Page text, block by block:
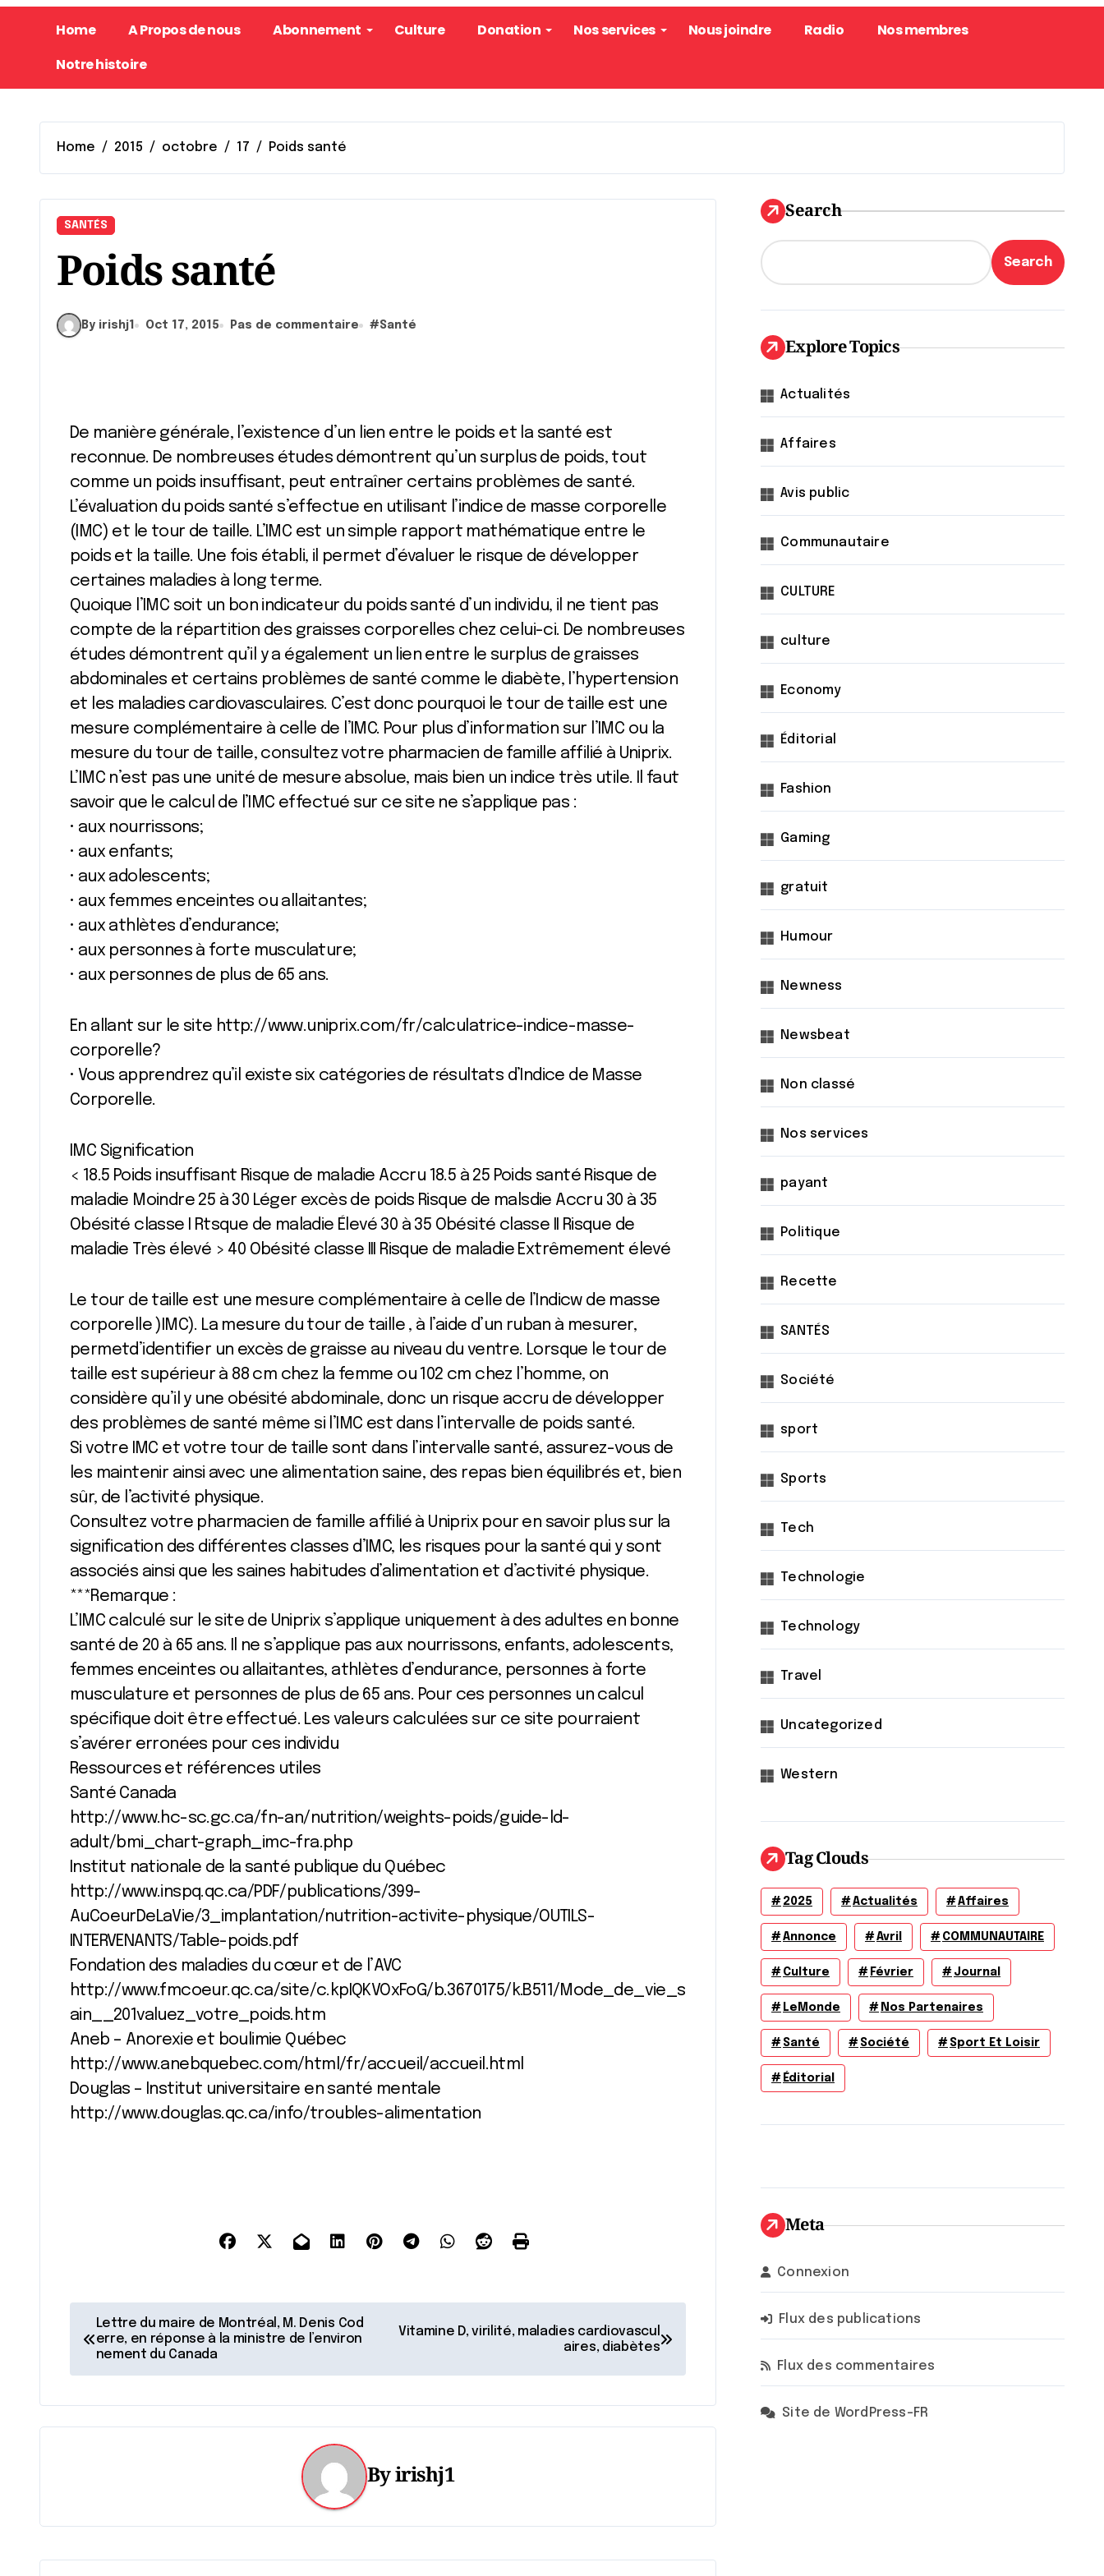
Home A Propos de nous Abonnement Culture Donation Nos services Nous joindre Radio
Nos membres
Notre histoire
Home 2015 octobre 17 Poids santé
SANTÉS
Poids santé
By irishj1 Oct 17, 2015 Pas de commentaire #Santé
De manière générale, l’existence d’un lien entre le poids et la santé est
reconnue. De nombreuses études démontrent qu’un surplus de poids, tout
comme un poids insuffisant, peut entraîner certains problèmes de santé.
L’évaluation du poids santé s’effectue en utilisant l’indice de masse corporelle
(IMC) et le tour de taille. L’IMC est un simple rapport mathématique entre le
poids et la taille. Une fois établi, il permet d’évaluer le risque de développer
certaines maladies à long terme.
Quoique l’IMC soit un bon indicateur du poids santé d’un individu, il ne tient pas
compte de la répartition des graisses corporelles chez celui-ci. De nombreuses
études démontrent qu’il y a également un lien entre le surplus de graisses
abdominales et certains problèmes de santé comme le diabète, l’hypertension
et les maladies cardiovasculaires. C’est donc pourquoi le tour de taille est une
mesure complémentaire à celle de l’IMC. Pour plus d’information sur l’IMC ou la
mesure du tour de taille, consultez votre pharmacien de famille affilié à Uniprix.
L’IMC n’est pas une unité de mesure absolue, mais bien un indice très utile. Il faut
savoir que le calcul de l’IMC effectué sur ce site ne s’applique pas :
• aux nourrissons;
• aux enfants;
• aux adolescents;
• aux femmes enceintes ou allaitantes;
• aux athlètes d’endurance;
• aux personnes à forte musculature;
• aux personnes de plus de 65 ans.
En allant sur le site http://www.uniprix.com/fr/calculatrice-indice-masse-
corporelle?
• Vous apprendrez qu’il existe six catégories de résultats d’Indice de Masse
Corporelle.
IMC Signification
< 18.5 Poids insuffisant Risque de maladie Accru 18.5 à 25 Poids santé Risque de
maladie Moindre 25 à 30 Léger excès de poids Risque de malsdie Accru 30 à 35
Obésité classe I Rtsque de maladie Élevé 30 à 35 Obésité classe II Risque de
maladie Très élevé > 40 Obésité classe III Risque de maladie Extrêmement élevé
Le tour de taille est une mesure complémentaire à celle de l’Indicw de masse
corporelle )IMC). La mesure du tour de taille , à l’aide d’un ruban à mesurer,
permetd’identifier un excès de graisse au niveau du ventre. Lorsque le tour de
taille est supérieur à 88 cm chez la femme ou 102 cm chez l’homme, on
considère qu’il y une obésité abdominale, donc un risque accru de développer
des problèmes de santé même si l’IMC est dans l’intervalle de poids santé.
Si votre IMC et votre tour de taille sont dans l’intervalle santé, assurez-vous de
les maintenir ainsi avec une alimentation saine, des repas bien équilibrés et, bien
sûr, de l’activité physique.
Consultez votre pharmacien de famille affilié à Uniprix pour en savoir plus sur la
signification des différentes classes d’IMC, les risques pour la santé qui y sont
associés ainsi que les saines habitudes d’alimentation et d’activité physique.
***Remarque :
L’IMC calculé sur le site de Uniprix s’applique uniquement à des adultes en bonne
santé de 20 à 65 ans. Il ne s’applique pas aux nourrissons, enfants, adolescents,
femmes enceintes ou allaitantes, athlètes d’endurance, personnes à forte
musculature et personnes de plus de 65 ans. Pour ces personnes un calcul
spécifique doit être effectué. Les valeurs calculées sur ce site pourraient
s’avérer erronées pour ces individu
Ressources et références utiles
Santé Canada
http://www.hc-sc.gc.ca/fn-an/nutrition/weights-poids/guide-ld-
adult/bmi_chart-graph_imc-fra.php
Institut nationale de la santé publique du Québec
http://www.inspq.qc.ca/PDF/publications/399-
AuCoeurDeLaVie/3_implantation/nutrition-activite-physique/OUTILS-
INTERVENANTS/Table-poids.pdf
Fondation des maladies du cœur et de l’AVC
http://www.fmcoeur.qc.ca/site/c.kpIQKVOxFoG/b.3670175/k.B511/Mode_de_vie_s
ain__201valuez_votre_poids.htm
Aneb – Anorexie et boulimie Québec
http://www.anebquebec.com/html/fr/accueil/accueil.html
Douglas – Institut universitaire en santé mentale
http://www.douglas.qc.ca/info/troubles-alimentation
v
i
t
i
Lettre du maire de Montréal, M. Denis Cod
erre, en réponse à la ministre de l’environ
nement du Canada
Vitamine D, virilité, maladies cardiovascul
aires, diabètes
Byirishj1
Search
Search
Explore Topics
Actualités
Affaires
Avis public
Communautaire
CULTURE
culture
Economy
Éditorial
Fashion
Gaming
gratuit
Humour
Newness
Newsbeat
Non classé
Nos services
payant
Politique
Recette
SANTÉS
Société
sport
Sports
Tech
Technologie
Technology
Travel
Uncategorized
Western
Tag Clouds
2025 Actualités Affaires
Annonce Avril COMMUNAUTAIRE
Culture Février Journal
LeMonde Nos Partenaires
Santé Société Sport Et Loisir
Éditorial
Meta
Connexion
Flux des publications
Flux des commentaires
Site de WordPress-FR